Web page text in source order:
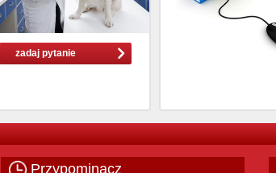
zadaj pytanie
Przypominacz